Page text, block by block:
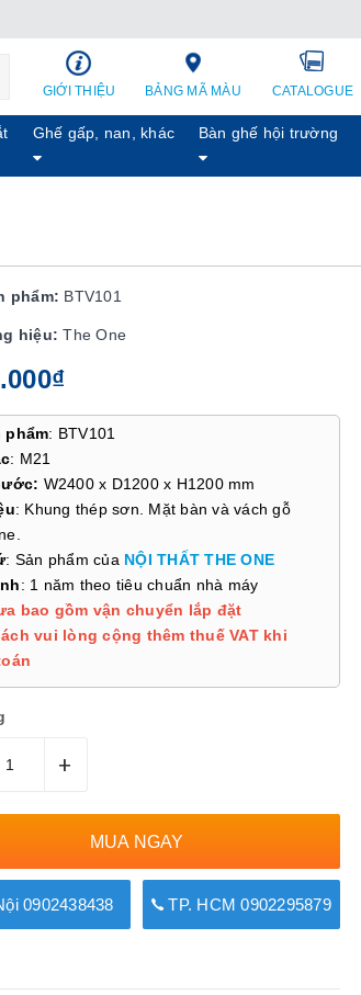
GIỚI THIỆU BẢNG MÃ MÀU CATALOGUE
Ghế gấp, nan, khác Bàn ghế hội trường
phẩm: BTV101
hiệu: The One
phẩm: BTV101
: M21
W2400 x D1200 x H1200 mm
: Khung thép sơn. Mặt bàn và vách gỗ
: Sản phẩm của NỘI THẤT THE ONE
: 1 năm theo tiêu chuẩn nhà máy
bao gồm vận chuyển lắp đặt
vui lòng cộng thêm thuế VAT khi
+
MUA NGAY
0902438438 TP. HCM 0902295879